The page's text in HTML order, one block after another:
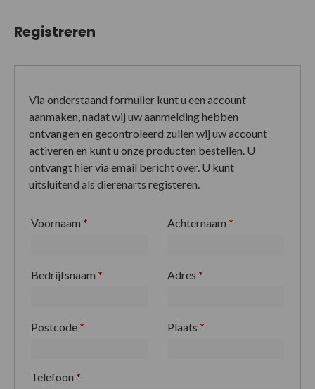
Registreren
Via onderstaand formulier kunt u een account
aanmaken, nadat wij uw aanmelding hebben
ontvangen en gecontroleerd zullen wij uw account
activeren en kunt u onze producten bestellen. U
ontvangt hier via email bericht over. U kunt
uitsluitend als dierenarts registeren.
Voornaam * Achternaam *
Bedrijfsnaam * Adres *
Postcode * Plaats *
Telefoon *